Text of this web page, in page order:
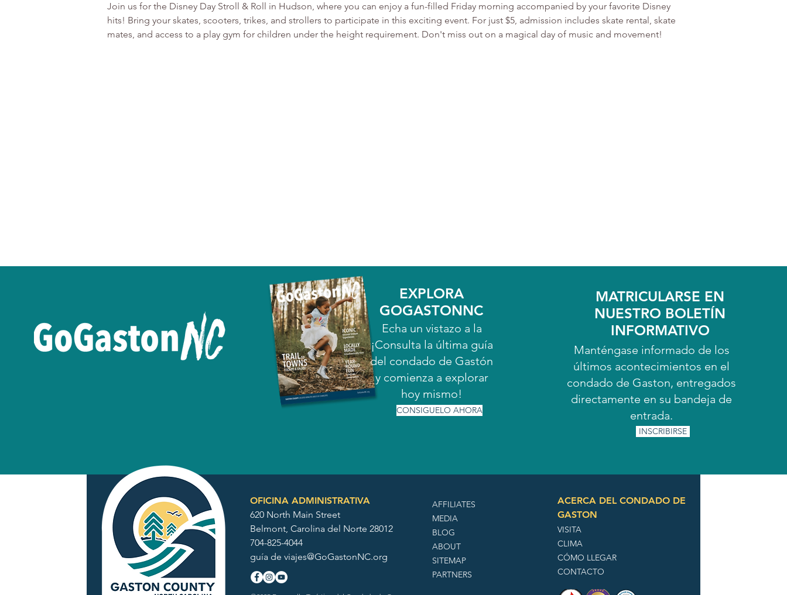
Join us for the Disney Day Stroll & Roll in Hudson, where you can enjoy a fun-filled Friday morning accompanied by your favorite Disney
hits! Bring your skates, scooters, trikes, and strollers to participate in this exciting event. For just $5, admission includes skate rental, skate
mates, and access to a play gym for children under the height requirement. Don't miss out on a magical day of music and movement!
EXPLORA
GOGASTONNC
Echa un vistazo a la
¡Consulta la última guía
del condado de Gastón
y comienza a explorar
hoy mismo!
CONSIGUELO AHORA
MATRICULARSE EN
NUESTRO BOLETÍN
INFORMATIVO
Manténgase informado de los
últimos acontecimientos en el
condado de Gaston, entregados
directamente en su bandeja de
entrada.
INSCRIBIRSE
OFICINA ADMINISTRATIVA
620 North Main Street
Belmont, Carolina del Norte 28012
704-825-4044
guía de viajes@GoGastonNC.org
AFFILIATES
MEDIA
BLOG
ABOUT
SITEMAP
PARTNERS
ACERCA DEL CONDADO DE
GASTON
VISITA
CLIMA
CÓMO LLEGAR
CONTACTO